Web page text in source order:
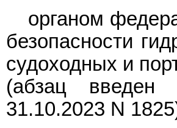
органом
безопасности
судоходных и
(абзац введен
31.10.2023 N